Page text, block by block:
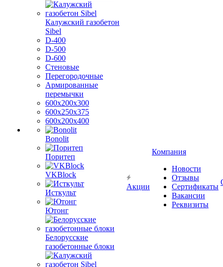
Калужский газобетон
Sibel
D-400
D-500
D-600
Стеновые
Перегородочные
Армированные
перемычки
600х200х300
600х250х375
600х200х400
Bonolit
Поритеп
VKBlock
Исткульт
Ютонг
Белорусские
газобетонные блоки
Акции
Компания
Новости
Отзывы
Сертификаты
Вакансии
Реквизиты